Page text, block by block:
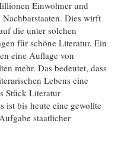
Einwohner und
Dies wirft
die unter solchen
für schöne Literatur. Ein
eine Auflage von
mehr. Das bedeutet, dass
Lebens eine
Stück Literatur
ist bis heute eine gewollte
staatlicher